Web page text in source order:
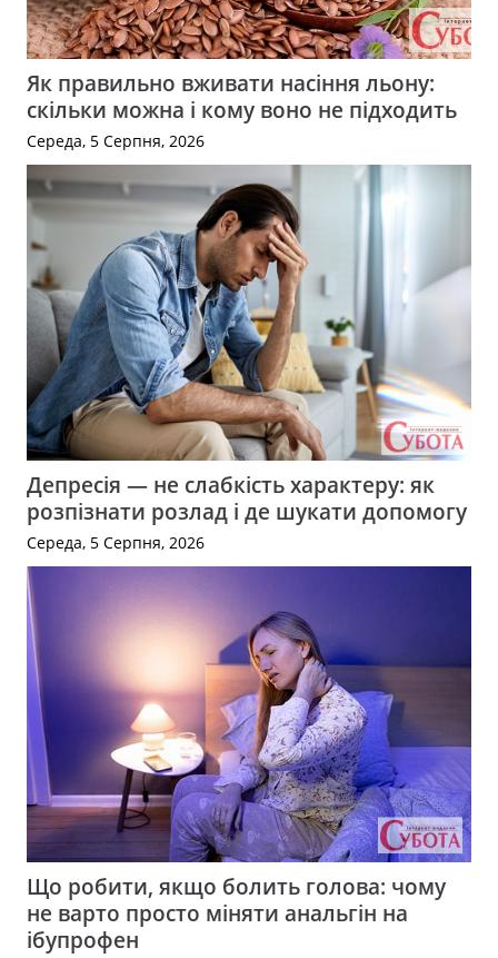
Як правильно вживати насіння льону:
скільки можна і кому воно не підходить
Середа, 5 Серпня, 2026
Депресія — не слабкість характеру: як
розпізнати розлад і де шукати допомогу
Середа, 5 Серпня, 2026
Що робити, якщо болить голова: чому
не варто просто міняти анальгін на
ібупрофен